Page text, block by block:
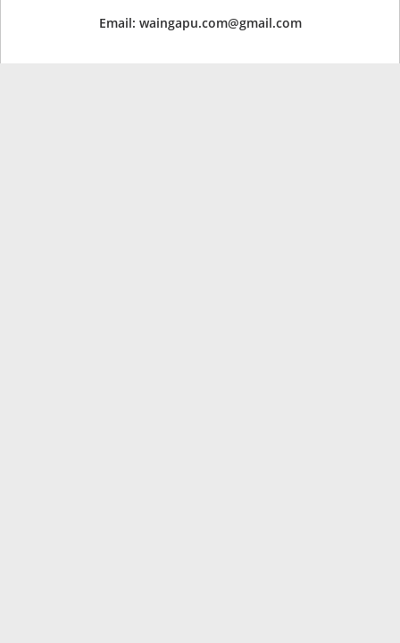
Email: waingapu.com@gmail.com